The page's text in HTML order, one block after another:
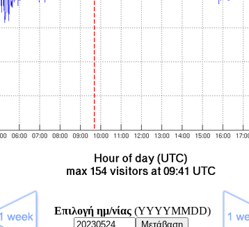
Επιλογή ημ/νίας (YYYYMMDD)